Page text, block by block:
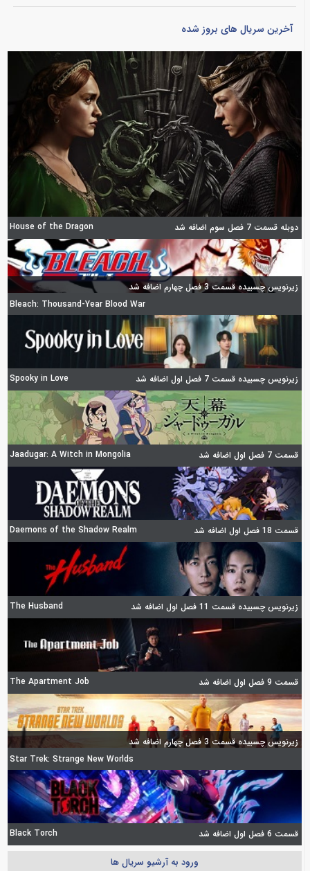
آخرین سریال های بروز شده
دوبله قسمت 7 فصل سوم اضافه شد House of the Dragon
زیرنویس چسبیده قسمت 3 فصل چهارم اضافه شد
Bleach: Thousand-Year Blood War
زیرنویس چسبیده قسمت 7 فصل اول اضافه شد Spooky in Love
قسمت 7 فصل اول اضافه شد Jaadugar: A Witch in Mongolia
قسمت 18 فصل اول اضافه شد Daemons of the Shadow Realm
زیرنویس چسبیده قسمت 11 فصل اول اضافه شد The Husband
قسمت 9 فصل اول اضافه شد The Apartment Job
زیرنویس چسبیده قسمت 3 فصل چهارم اضافه شد
Star Trek: Strange New Worlds
قسمت 6 فصل اول اضافه شد Black Torch
ورود به آرشیو سریال ها